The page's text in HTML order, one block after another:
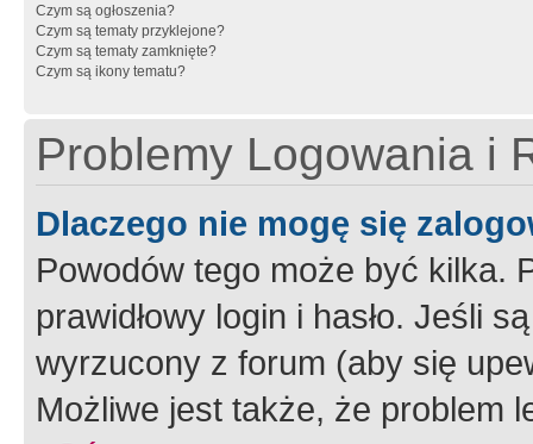
Czym są ogłoszenia?
Czym są tematy przyklejone?
Czym są tematy zamknięte?
Czym są ikony tematu?
Problemy Logowania i
Dlaczego nie mogę się
Powodów tego może być kilka.
prawidłowy login i hasło. Jeśli
wyrzucony z forum (aby się
Możliwe jest także, że problem